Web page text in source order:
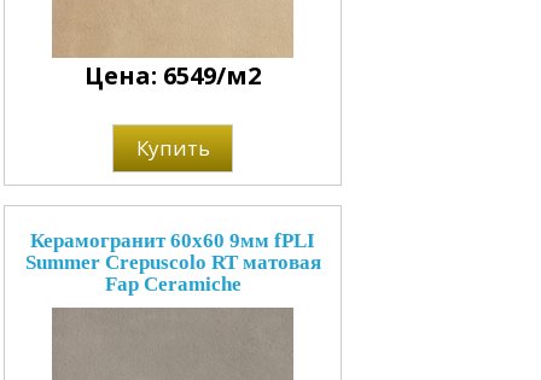
Цена: 6549/м2
Купить
Керамогранит 60x60 9мм fPLI
Summer Crepuscolo RT матовая
Fap Ceramiche